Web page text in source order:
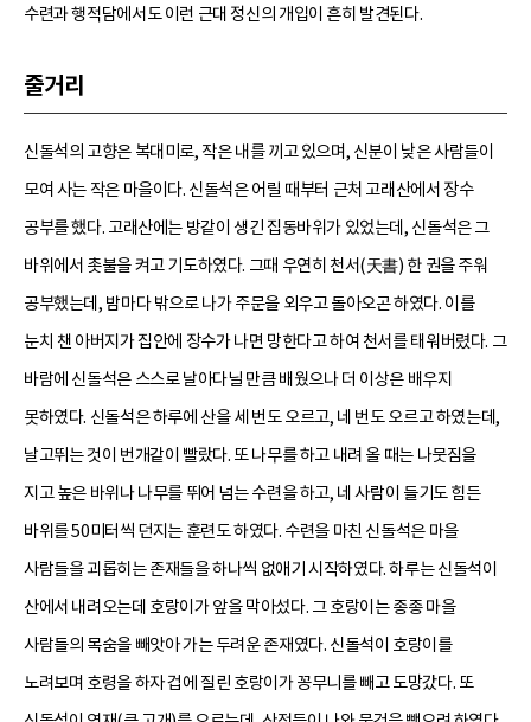
수련과 행적담에서도 이런 근대 정신의 개입이 흔히 발견된다.
줄거리
신돌석의 고향은 복대미로, 작은 내를 끼고 있으며, 신분이 낮은 사람들이
모여 사는 작은 마을이다. 신돌석은 어릴 때부터 근처 고래산에서 장수
공부를 했다. 고래산에는 방같이 생긴 집동바위가 있었는데, 신돌석은 그
바위에서 촛불을 켜고 기도하였다. 그때 우연히 천서(天書) 한 권을 주워
공부했는데, 밤마다 밖으로 나가 주문을 외우고 돌아오곤 하였다. 이를
눈치 챈 아버지가 집안에 장수가 나면 망한다고 하여 천서를 태워버렸다. 그
바람에 신돌석은 스스로 날아다닐 만큼 배웠으나 더 이상은 배우지
못하였다. 신돌석은 하루에 산을 세 번도 오르고, 네 번도 오르고 하였는데,
날고뛰는 것이 번개같이 빨랐다. 또 나무를 하고 내려 올 때는 나뭇짐을
지고 높은 바위나 나무를 뛰어 넘는 수련을 하고, 네 사람이 들기도 힘든
바위를 50미터씩 던지는 훈련도 하였다. 수련을 마친 신돌석은 마을
사람들을 괴롭히는 존재들을 하나씩 없애기 시작하였다. 하루는 신돌석이
산에서 내려오는데 호랑이가 앞을 막아섰다. 그 호랑이는 종종 마을
사람들의 목숨을 빼앗아 가는 두려운 존재였다. 신돌석이 호랑이를
노려보며 호령을 하자 겁에 질린 호랑이가 꽁무니를 빼고 도망갔다. 또